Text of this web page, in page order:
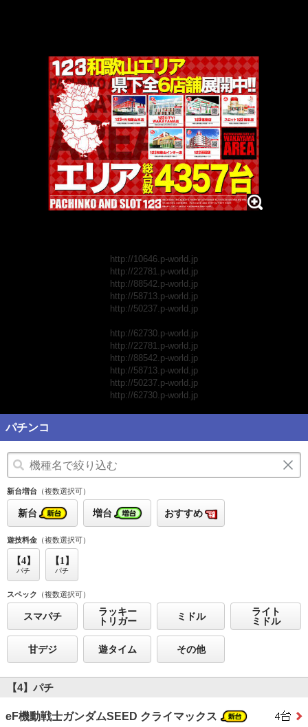
http://10646.p-world.jp
http://22781.p-world.jp
http://88542.p-world.jp
http://58713.p-world.jp
http://50237.p-world.jp
http://62730.p-world.jp
http://22781.p-world.jp
http://88542.p-world.jp
http://58713.p-world.jp
http://50237.p-world.jp
http://62730.p-world.jp
パチンコ
新台増台 （複数選択可）
新台 増台 おすすめ
遊技料金 （複数選択可）
【4】
パチ
【1】
パチ
スペック （複数選択可）
スマパチ
ラッキー
トリガー
ミドル
ライト
ミドル
甘デジ 遊タイム その他
【4】パチ
eF機動戦士ガンダムSEED クライマックス